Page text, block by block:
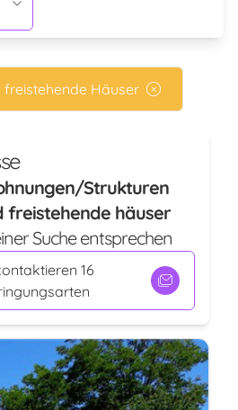
freistehende Häuser
Strukturen
freistehende häuser
Suche entsprechen
16